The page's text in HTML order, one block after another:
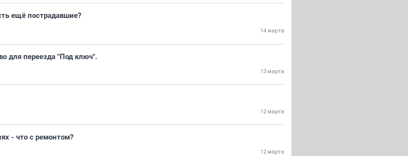
ещё пострадавшие?
14 марта
для переезда "Под ключ".
13 марта
12 марта
- что с ремонтом?
12 марта